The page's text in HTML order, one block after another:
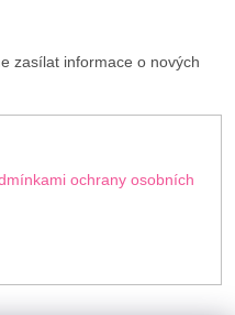
zasílat informace o nových
ochrany osobních